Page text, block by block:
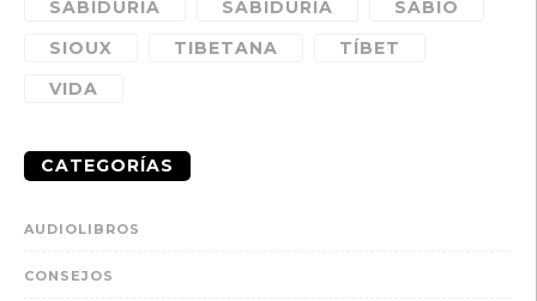
SABIDURIA
SABIDURÍA
SABIO
SIOUX
TIBETANA
TÍBET
VIDA
CATEGORÍAS
AUDIOLIBROS
CONSEJOS